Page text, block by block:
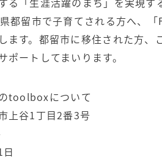
都留市で子育てされる方へ、
ます。都留市に移住された方
ポートしてまいります。
toolboxについて
上谷1丁目2番3号